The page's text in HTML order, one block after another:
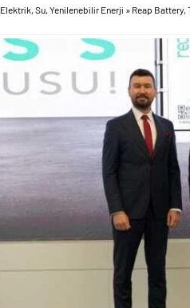
Elektrik, Su, Yenilenebilir Enerji » Reap Battery,